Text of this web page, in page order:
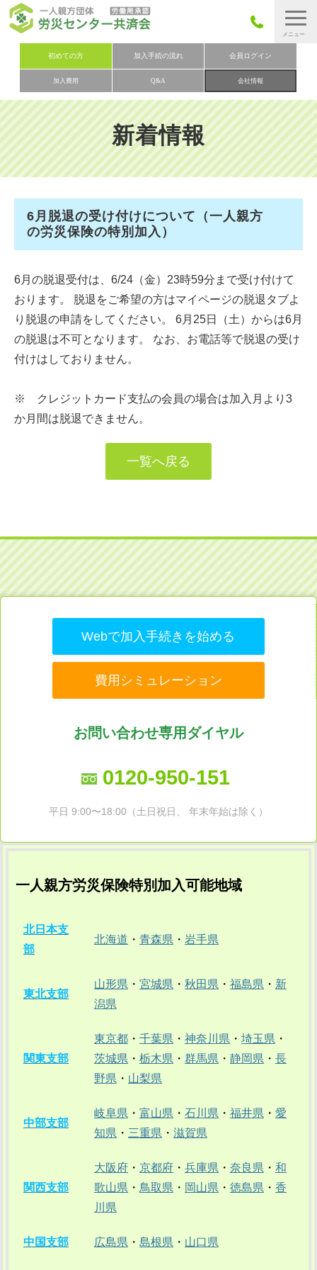
初めての方 加入手続の流れ 会員ログイン
加入費用 Q&A 会社情報
労災保険とは
労災保険の取りまとめ
労災保険加入手続きの流れ
加入費用
加入申込み
お問い合わせ
新着情報
6月脱退の受け付けについて（一人親方
の労災保険の特別加入）
6月の脱退受付は、6/24（金）23時59分まで受け付けて
おります。 脱退をご希望の方はマイページの脱退タブよ
り脱退の申請をしてください。 6月25日（土）からは6月
の脱退は不可となります。 なお、お電話等で脱退の受け
付けはしておりません。
※ クレジットカード支払の会員の場合は加入月より3
か月間は脱退できません。
一覧へ戻る
Webで加入手続きを始める
費用シミュレーション
お問い合わせ専用ダイヤル
0120-950-151
平日 9:00〜18:00（土日祝日、 年末年始は除く）
一人親方労災保険特別加入可能地域
北日本支
部
北海道 ・ 青森県 ・ 岩手県
東北支部
山形県 ・ 宮城県 ・ 秋田県 ・ 福島県 ・ 新
潟県
関東支部
東京都 ・ 千葉県 ・ 神奈川県 ・ 埼玉県 ・
茨城県 ・ 栃木県 ・ 群馬県 ・ 静岡県 ・ 長
野県 ・ 山梨県
中部支部
岐阜県 ・ 富山県 ・ 石川県 ・ 福井県 ・ 愛
知県 ・ 三重県 ・ 滋賀県
関西支部
大阪府 ・ 京都府 ・ 兵庫県 ・ 奈良県 ・ 和
歌山県 ・ 鳥取県 ・ 岡山県 ・ 徳島県 ・ 香
川県
中国支部 広島県 ・ 島根県 ・ 山口県